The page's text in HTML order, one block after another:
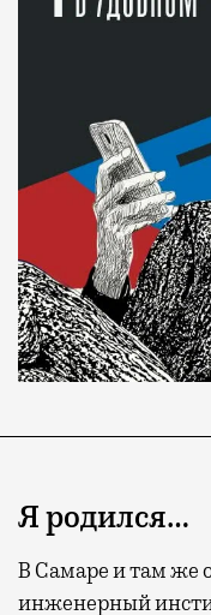
Я родился…
В Самаре и там же
инженерный